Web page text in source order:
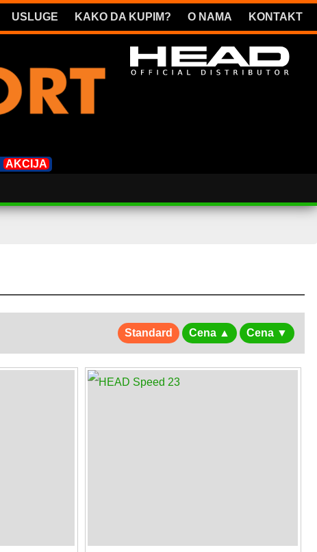
USLUGE KAKO DA KUPIM? O NAMA KONTAKT
AKCIJA
Standard Cena ▲ Cena ▼